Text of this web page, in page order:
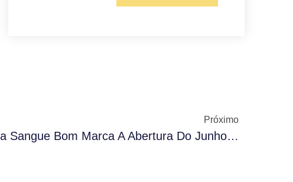
Próximo
8ª Edição Da Corrida Sangue Bom Marca A Abertura Do Junho Vermelho Com Mais De Mil Participantes.